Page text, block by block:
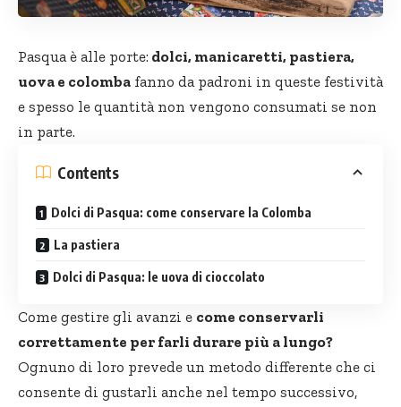
Pasqua è alle porte: dolci, manicaretti, pastiera,
uova e colomba fanno da padroni in queste festività
e spesso le quantità non vengono consumati se non
in parte.
Contents
Dolci di Pasqua: come conservare la Colomba
La pastiera
Dolci di Pasqua: le uova di cioccolato
Come gestire gli avanzi e come conservarli
correttamente per farli durare più a lungo?
Ognuno di loro prevede un metodo differente che ci
consente di gustarli anche nel tempo successivo,